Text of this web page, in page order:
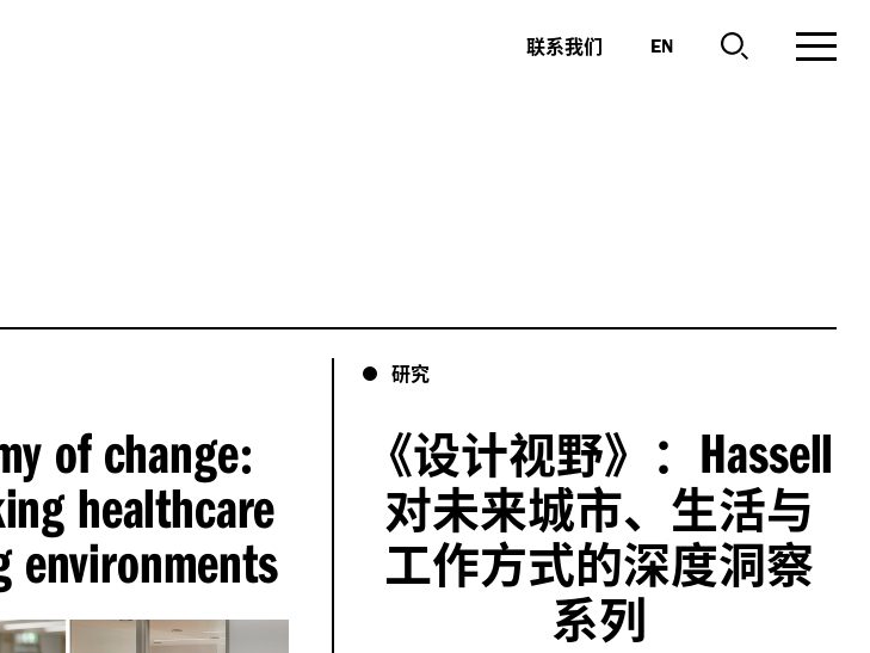
联系我们 EN
of change:
healthcare
environments
研究
《设计视野》： Hassell
对未来城市、生活与
工作方式的深度洞察
系列